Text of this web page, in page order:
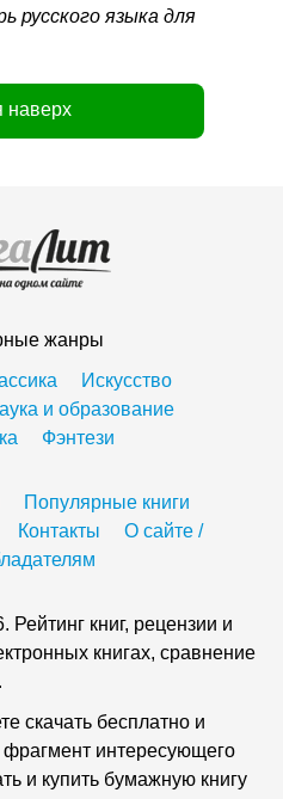
русского языка для
наверх
жанры
Искусство
и образование
Фэнтези
Популярные книги
Контакты
О сайте /
Рейтинг книг, рецензии и
книгах, сравнение
скачать бесплатно и
фрагмент интересующего
и купить бумажную книгу